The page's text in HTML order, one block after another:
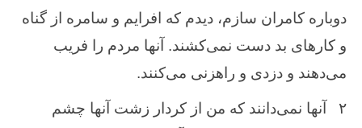
دوباره کامران سازم، دیدم که افرایم و سامره از گناه
و کارهای بد دست نمی‌کشند. آنها مردم را فریب
می‌دهند و دزدی و راهزنی می‌کنند.
۲
آنها نمی‌دانند که من از کردار زشت آنها چشم